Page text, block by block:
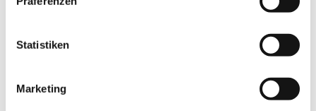
Statistiken
Marketing